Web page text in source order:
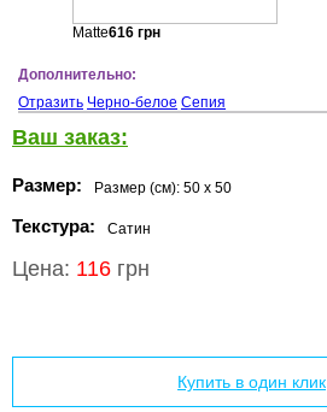
Matte616грн
Дополнительно:
Отразить Черно-белое Сепия
Ваш заказ:
Размер: Размер (см): 50 x 50
Текстура: Сатин
Цена: 116 грн
Купить в один клик